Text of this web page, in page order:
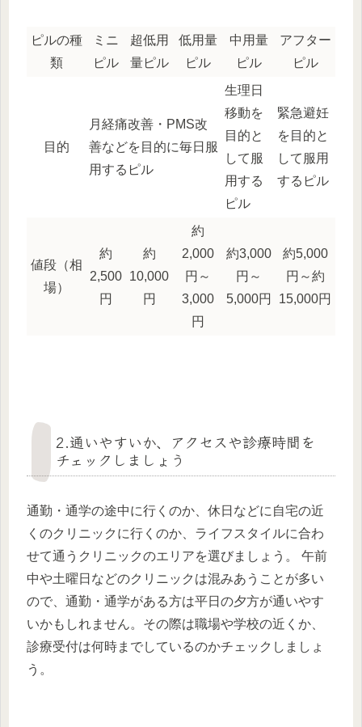
ピルの種
類
ミニ
ピル
超低用
量ピル
低用量
ピル
中用量
ピル
アフター
ピル
目的
月経痛改善・PMS改
善などを目的に毎日服
用するピル
生理日
移動を
目的と
して服
用する
ピル
緊急避妊
を目的と
して服用
するピル
値段（相
場）
約
2,500
円
約
10,000
円
約
2,000
円～
3,000
円
約3,000
円～
5,000円
約5,000
円～約
15,000円
2.通いやすいか、アクセスや診療時間を
チェックしましょう
通勤・通学の途中に行くのか、休日などに自宅の近
くのクリニックに行くのか、ライフスタイルに合わ
せて通うクリニックのエリアを選びましょう。 午前
中や土曜日などのクリニックは混みあうことが多い
ので、通勤・通学がある方は平日の夕方が通いやす
いかもしれません。その際は職場や学校の近くか、
診療受付は何時までしているのかチェックしましょ
う。